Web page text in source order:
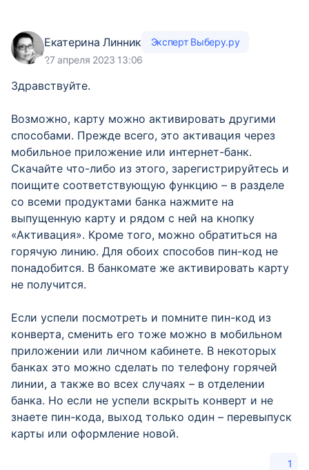
Екатерина Линник
Эксперт Выберу.ру
27 апреля 2023 13:06
Здравствуйте.
Возможно, карту можно активировать другими
способами. Прежде всего, это активация через
мобильное приложение или интернет-банк.
Скачайте что-либо из этого, зарегистрируйтесь и
поищите соответствующую функцию – в разделе
со всеми продуктами банка нажмите на
выпущенную карту и рядом с ней на кнопку
«Активация». Кроме того, можно обратиться на
горячую линию. Для обоих способов пин-код не
понадобится. В банкомате же активировать карту
не получится.
Если успели посмотреть и помните пин-код из
конверта, сменить его тоже можно в мобильном
приложении или личном кабинете. В некоторых
банках это можно сделать по телефону горячей
линии, а также во всех случаях – в отделении
банка. Но если не успели вскрыть конверт и не
знаете пин-кода, выход только один – перевыпуск
карты или оформление новой.
1